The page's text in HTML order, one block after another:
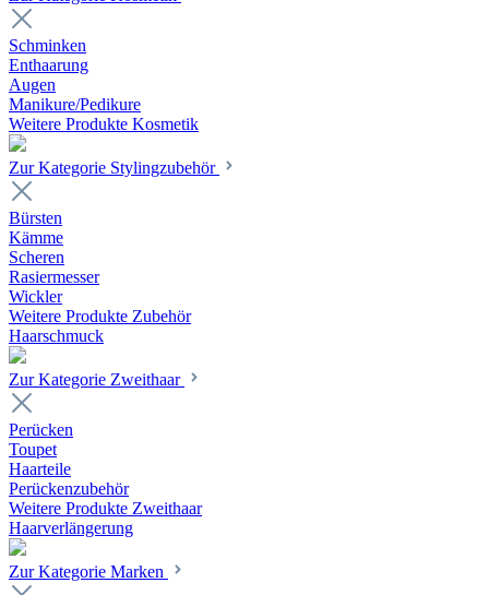
Schminken
Enthaarung
Augen
Manikure/Pedikure
Weitere Produkte Kosmetik
Zur Kategorie Stylingzubehör
Bürsten
Kämme
Scheren
Rasiermesser
Wickler
Weitere Produkte Zubehör
Haarschmuck
Zur Kategorie Zweithaar
Perücken
Toupet
Haarteile
Perückenzubehör
Weitere Produkte Zweithaar
Haarverlängerung
Zur Kategorie Marken